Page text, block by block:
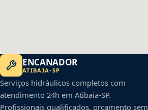
ENCANADOR
ATIBAIA-SP
Serviços hidráulicos completos com
atendimento 24h em Atibaia-SP.
Profissionais qualificados, orçamento sem